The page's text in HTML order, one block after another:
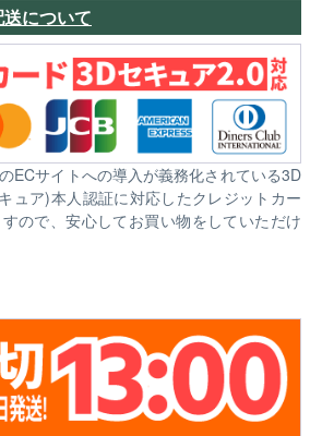
について
ECサイトへの導入が義務化されている3D
ュア)本人認証に対応したクレジットカー
ので、安心してお買い物をしていただけ